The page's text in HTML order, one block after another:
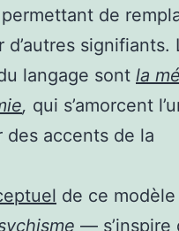
de
d’autres signifiants.
langage sont la
, qui s’amorcent
des accents de la
de ce
— s’inspire